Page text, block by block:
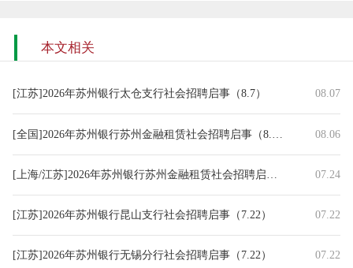
本文相关
[江苏]2026年苏州银行太仓支行社会招聘启事（8.7） 08.07
[全国]2026年苏州银行苏州金融租赁社会招聘启事（8.6） 08.06
[上海/江苏]2026年苏州银行苏州金融租赁社会招聘启事（7.24）07.24
[江苏]2026年苏州银行昆山支行社会招聘启事（7.22） 07.22
[江苏]2026年苏州银行无锡分行社会招聘启事（7.22） 07.22